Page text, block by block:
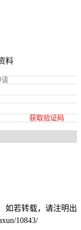
料
获取验证码
如若转载，请注明出
10843/